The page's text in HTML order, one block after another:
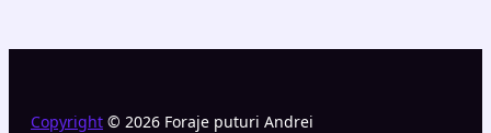
Copyright © 2026 Foraje puturi Andrei